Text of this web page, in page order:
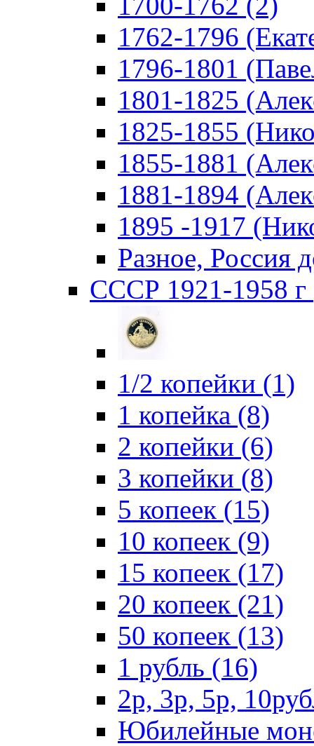
1762-1796
1796-1801
1801-1825
1825-1855
1855-1881
1881-1894
1895 -1917
Разное, Россия
СССР 1921-1958 г
1/2 копейки (1)
1 копейка (8)
2 копейки (6)
3 копейки (8)
5 копеек (15)
10 копеек (9)
15 копеек (17)
20 копеек (21)
50 копеек (13)
1 рубль (16)
2р, 3р, 5р,
Юбилейные